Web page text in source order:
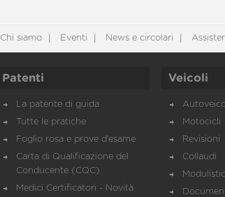
Chi siamo Eventi News e circolari
Patenti
La patente di guida
Tutte le pratiche
Foglio rosa e prove d’esame
Carta di Qualificazione del
Conducente (CQC)
Medici Certificatori - Novità
Veicoli
Motocicli
Revisioni
Collaudi